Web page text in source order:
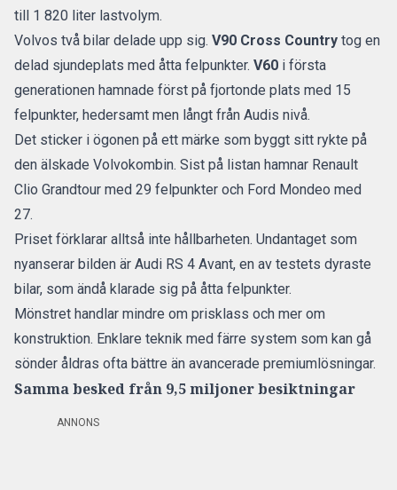
till 1 820 liter lastvolym.
Volvos två bilar delade upp sig. V90 Cross Country tog en
delad sjundeplats med åtta felpunkter. V60 i första
generationen hamnade först på fjortonde plats med 15
felpunkter, hedersamt men långt från Audis nivå.
Det sticker i ögonen på ett märke som byggt sitt rykte på
den älskade Volvokombin. Sist på listan hamnar Renault
Clio Grandtour med 29 felpunkter och Ford Mondeo med
27.
Priset förklarar alltså inte hållbarheten. Undantaget som
nyanserar bilden är Audi RS 4 Avant, en av testets dyraste
bilar, som ändå klarade sig på åtta felpunkter.
Mönstret handlar mindre om prisklass och mer om
konstruktion. Enklare teknik med färre system som kan gå
sönder åldras ofta bättre än avancerade premiumlösningar.
Samma besked från 9,5 miljoner besiktningar
ANNONS